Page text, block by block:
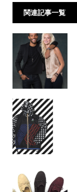
関連記事一覧